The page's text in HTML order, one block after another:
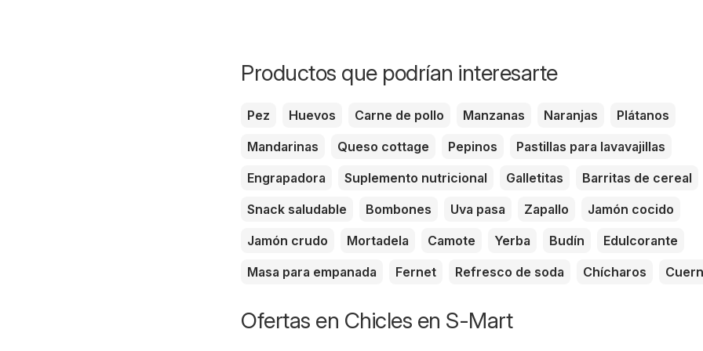
Productos que podrían interesarte
Pez Huevos Carne de pollo Manzanas Naranjas
Plátanos
Mandarinas
Queso cottage Pepinos
Pastillas para lavavajillas
Engrapadora
Suplemento nutricional Galletitas
Barritas de cereal
Snack saludable
Bombones Uva pasa Zapallo
Jamón cocido
Jamón crudo
Mortadela Camote Yerba Budín
Edulcorante
Masa para empanada
Fernet Refresco de soda Chícharos
Ofertas en Chicles en S-Mart